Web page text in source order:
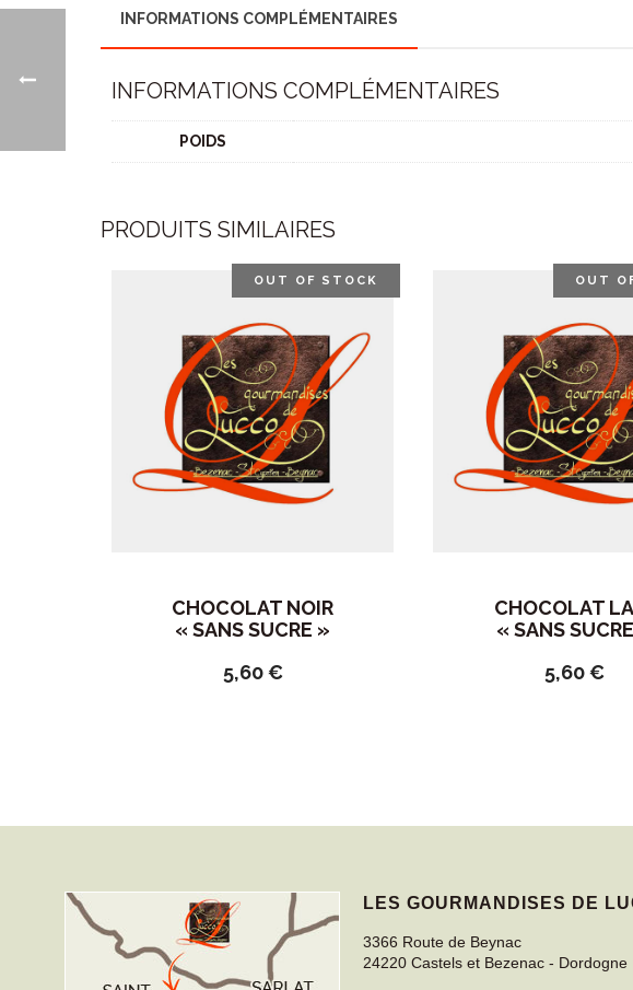
INFORMATIONS COMPLÉMENTAIRES
INFORMATIONS COMPLÉMENTAIRES
POIDS
PRODUITS SIMILAIRES
OUT OF STOCK
CHOCOLAT NOIR
« SANS SUCRE »
5,60€
OUT
CHOCOLAT
« SANS
5,60€
LES GOURMANDISES DE
3366 Route de Beynac
24220 Castels et Bezenac - Dordogne